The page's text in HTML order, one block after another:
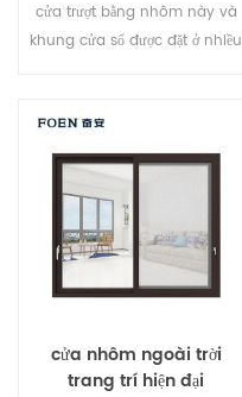
cửa trượt bằng nhôm này và
khung cửa sổ được đặt ở nhiều
vời. nhiều loại hình khác nhau
để đáp ứng các nhu cầu kiến ​​
cửa nhôm ngoài trời
trang trí hiện đại